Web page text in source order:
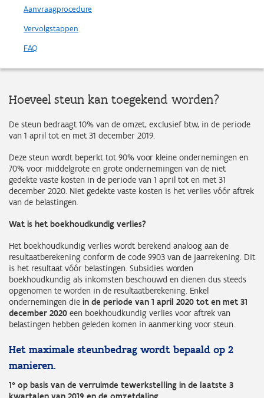
Aanvraagprocedure
Vervolgstappen
FAQ
Hoeveel steun kan toegekend worden?
De steun bedraagt 10% van de omzet, exclusief btw, in de periode
van 1 april tot en met 31 december 2019.
Deze steun wordt beperkt tot 90% voor kleine ondernemingen en
70% voor middelgrote en grote ondernemingen van de niet
gedekte vaste kosten in de periode van 1 april tot en met 31
december 2020. Niet gedekte vaste kosten is het verlies vóór aftrek
van de belastingen.
Wat is het boekhoudkundig verlies?
Het boekhoudkundig verlies wordt berekend analoog aan de
resultaatberekening conform de code 9903 van de jaarrekening. Dit
is het resultaat vóór belastingen. Subsidies worden
boekhoudkundig als inkomsten beschouwd en dienen dus steeds
opgenomen te worden in de resultaatberekening. Enkel
ondernemingen die in de periode van 1 april 2020 tot en met 31
december 2020 een boekhoudkundig verlies voor aftrek van
belastingen hebben geleden komen in aanmerking voor steun.
Het maximale steunbedrag wordt bepaald op 2
manieren.
1° op basis van de verruimde tewerkstelling in de laatste 3